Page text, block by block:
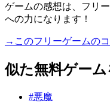
ゲームの感想は、フリ
への力になります！
→このフリーゲームの
似た無料ゲーム
#悪魔